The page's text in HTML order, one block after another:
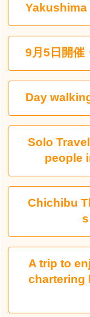
9月5日開催
Day
Solo
people
Chichibu
A trip to
chartering